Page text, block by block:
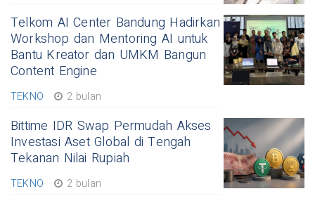
Telkom AI Center Bandung Hadirkan
Workshop dan Mentoring AI untuk
Bantu Kreator dan UMKM Bangun
Content Engine
TEKNO 2 bulan
Bittime IDR Swap Permudah Akses
Investasi Aset Global di Tengah
Tekanan Nilai Rupiah
TEKNO 2 bulan